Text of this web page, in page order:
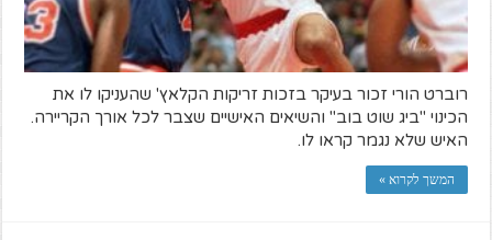
רוברט הורי זכור בעיקר בזכות זריקות הקלאץ' שהעניקו לו את
הכינוי "ביג שוט בוב" והשיאים האישיים שצבר לכל אורך הקריירה.
האיש שלא נגמר קראו לו.
המשך לקרוא »